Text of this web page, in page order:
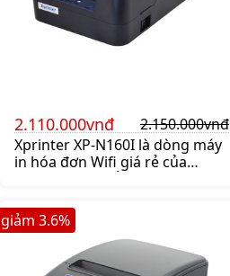
2.110.000vnđ
2.150.000vnđ
Xprinter XP-N160I là dòng máy
in hóa đơn Wifi giá rẻ của
N160I lên ngay shoppos.vn để
nhận ưu đãi.
giảm 3.6%